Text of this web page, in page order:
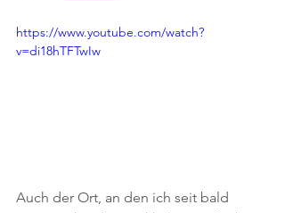
https://www.youtube.com/watch?
v=di18hTFTwIw
Auch der Ort, an den ich seit bald